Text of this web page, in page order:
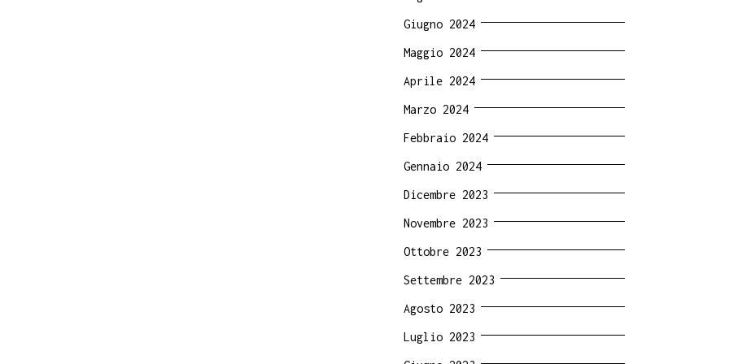
Giugno 2024
Maggio 2024
Aprile 2024
Marzo 2024
Febbraio 2024
Gennaio 2024
Dicembre 2023
Novembre 2023
Ottobre 2023
Settembre 2023
Agosto 2023
Luglio 2023